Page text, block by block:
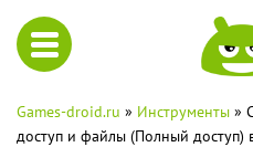
Games-droid.ru » Инструменты »
доступ и файлы (Полный доступ)